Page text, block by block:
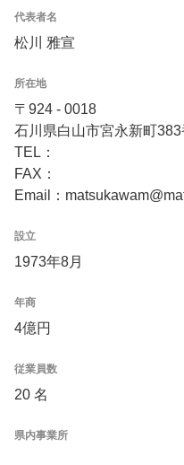
代表者名
松川 雅宣
所在地
〒924 - 0018
石川県白山市宮永新町
TEL：
FAX：
Email：
設立
1973年8月
年商
4億円
従業員数
20 名
県内事業所